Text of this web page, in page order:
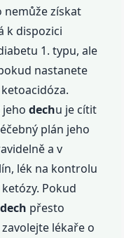
nemůže získat
k dispozici
1. typu, ale
nastanete
jehodechu je cítit
plán jeho
a v
lék na kontrolu
Pokud
dech přesto
lékaře o